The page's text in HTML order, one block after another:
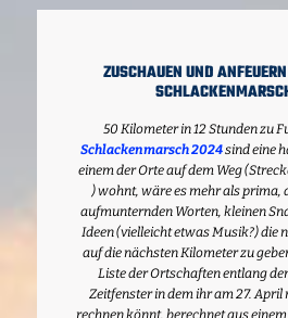
ZUSCHAUEN UND
50 Kilometer in 12 Stunden zu
Schlackenmarsch 2024sind eine
einem der Orte auf dem Weg
) wohnt, wäre es mehr als prima,
aufmunternden Worten, kleinen
Ideen (vielleicht etwas Musik?) die
auf die nächsten Kilometer zu
Liste der Ortschaften entlang
Zeitfenster in dem ihr am 27.
rechnen könnt, berechnet aus